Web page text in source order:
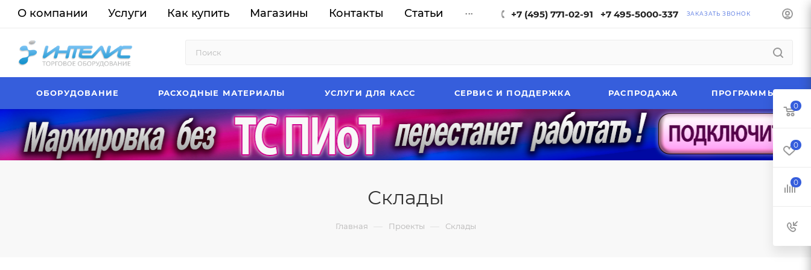
О компании Услуги Как купить Магазины Контакты Статьи ... +7 (495) 771-02-91 +7 495-5000-337 ЗАКАЗАТЬ ЗВОНОК
ОБОРУДОВАНИЕ РАСХОДНЫЕ МАТЕРИАЛЫ УСЛУГИ ДЛЯ КАСС СЕРВИС И ПОДДЕРЖКА РАСПРОДАЖА ПРОГРАММЫ
Склады
Главная — Проекты — Склады
0
0
0